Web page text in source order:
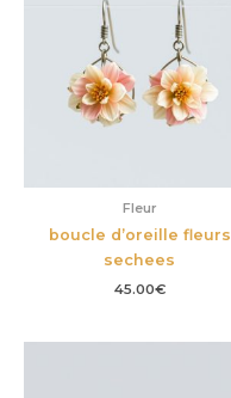
Fleur
boucle d’oreille fleurs
sechees
45.00€